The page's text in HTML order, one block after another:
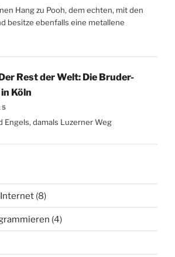
Hang zu Pooh, dem echten, mit den
besitze ebenfalls eine metallene
Rest der Welt: Die Bruder-
Köln
Engels, damals Luzerner Weg
(8)
(4)